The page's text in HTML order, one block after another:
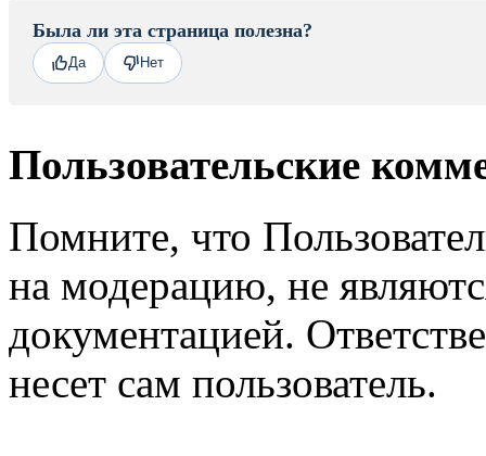
Была ли эта страница полезна?
Да Нет
Пользовательские
Помните, что
на модерацию, не
документацией.
несет сам пользователь.